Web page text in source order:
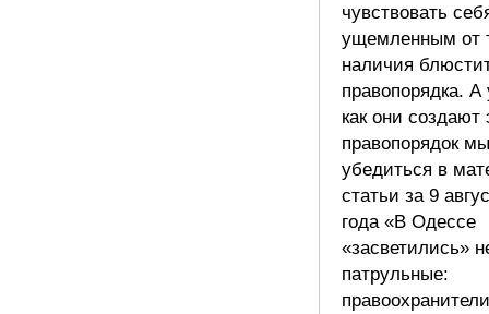
чувствовать
ущемленным от
наличия
правопорядка.
как они создают
правопорядок
убедиться в
статьи за 9
года «В Одессе
«засветились»
патрульные:
правоохранители